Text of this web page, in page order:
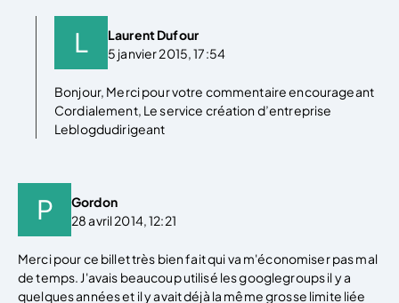
Laurent Dufour
5 janvier 2015, 17:54
Bonjour, Merci pour votre commentaire encourageant
Cordialement, Le service création d’entreprise
Leblogdudirigeant
Gordon
28 avril 2014, 12:21
Merci pour ce billet très bien fait qui va m'économiser pas mal
de temps. J'avais beaucoup utilisé les googlegroups il y a
quelques années et il y avait déjà la même grosse limite liée